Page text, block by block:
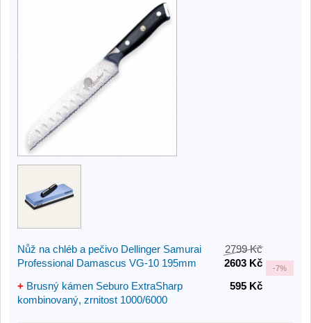
Nůž na chléb a pečivo Dellinger Samurai
Professional Damascus VG-10 195mm
2799 Kč
2603 Kč
-7%
+ Brusný kámen Seburo ExtraSharp
kombinovaný, zrnitost 1000/6000
595 Kč